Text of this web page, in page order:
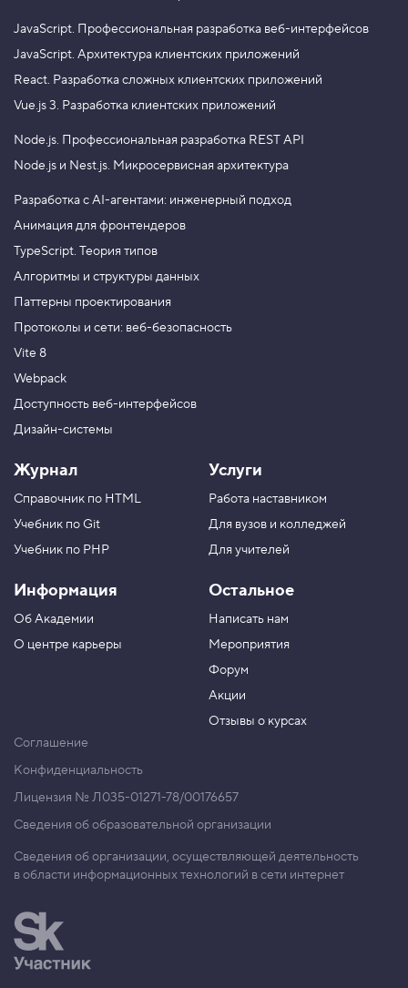
JavaScript. Профессиональная разработка веб-интерфейсов
JavaScript. Архитектура клиентских приложений
React. Разработка сложных клиентских приложений
Vue.js 3. Разработка клиентских приложений
Node.js. Профессиональная разработка REST API
Node.js и Nest.js. Микросервисная архитектура
Разработка с AI-агентами: инженерный подход
Анимация для фронтендеров
TypeScript. Теория типов
Алгоритмы и структуры данных
Паттерны проектирования
Протоколы и сети: веб-безопасность
Vite 8
Webpack
Доступность веб-интерфейсов
Дизайн-системы
Журнал
Справочник по HTML
Учебник по Git
Учебник по PHP
Информация
Об Академии
О центре карьеры
Услуги
Работа наставником
Для вузов и колледжей
Для учителей
Остальное
Написать нам
Мероприятия
Форум
Акции
Отзывы о курсах
Соглашение
Конфиденциальность
Лицензия № Л035-01271-78/00176657
Сведения об образовательной организации
Сведения об организации, осуществляющей деятельность
в области информационных технологий в сети интернет